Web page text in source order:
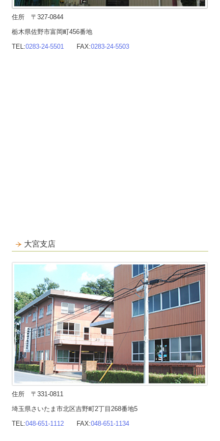
住所 〒327-0844
栃木県佐野市富岡町456番地
TEL:0283-24-5501 FAX:0283-24-5503
大宮支店
住所 〒331-0811
埼玉県さいたま市北区吉野町2丁目268番地5
TEL:048-651-1112 FAX:048-651-1134